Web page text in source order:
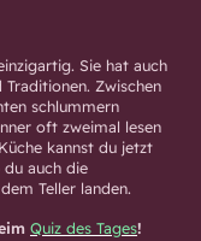
Sie hat auch
Zwischen
schlummern
oft zweimal lesen
kannst du jetzt
auch die
Teller landen.
Quiz des Tages!